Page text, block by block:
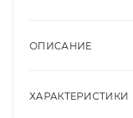
ОПИСАНИЕ
ХАРАКТЕРИСТИКИ